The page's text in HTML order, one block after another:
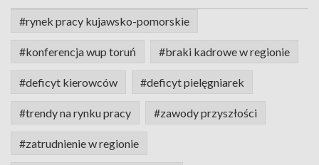
#rynek pracy kujawsko-pomorskie
#konferencja wup toruń #braki kadrowe w regionie
#deficyt kierowców #deficyt pielęgniarek
#trendy na rynku pracy #zawody przyszłości
#zatrudnienie w regionie